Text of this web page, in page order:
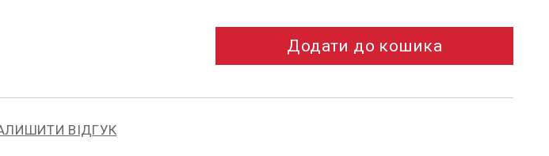
Додати до кошика
ВІДГУК